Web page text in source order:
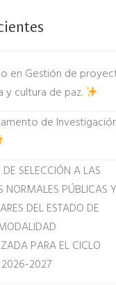
en Gestión de
y cultura de paz.
de
DE SELECCIÓN A LAS
NORMALES PÚBLICAS Y
DEL ESTADO DE
PARA EL CICLO
2026-2027